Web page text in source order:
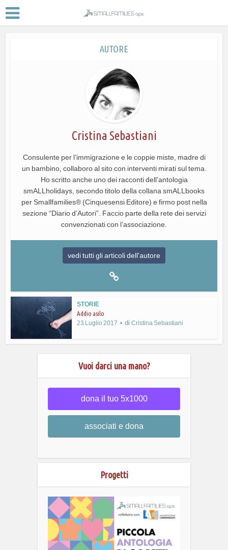
AUTORE
Cristina Sebastiani
Consulente per l’immigrazione e le coppie miste, madre di
un bambino, collaboro al sito con interventi mirati sul tema.
Ho scritto anche uno dei racconti dell’antologia
smALLholidays, secondo titolo della collana smALLbooks
per Smallfamilies® (Cinquesensi Editore) e firmo post nella
sezione “Diario d’Autori”. Faccio parte della rete dei servizi
convenzionati con l’associazione.
vedi tutti gli articoli dell'autore
STORIE
Addio asilo
23 Luglio 2017
diCristina Sebastiani
Vuoi darci una mano?
dona il tuo 5x1000
associati e dona
Progetti